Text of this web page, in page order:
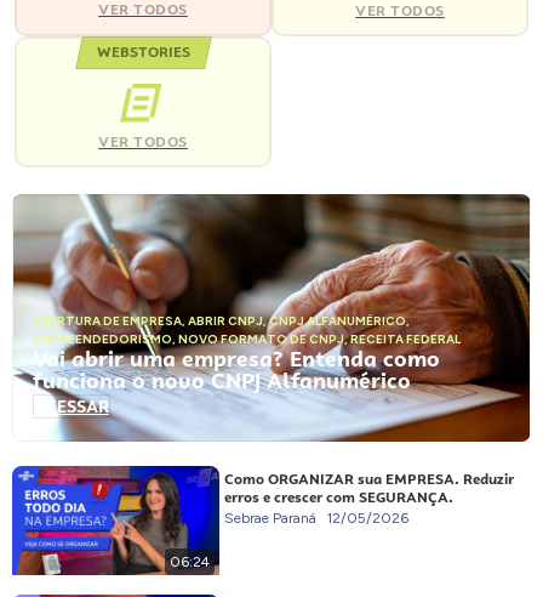
VER TODOS VER TODOS
WEBSTORIES
VER TODOS
ABERTURA DE EMPRESA, ABRIR CNPJ,CNPJ ALFANUMÉRICO,
EMPREENDEDORISMO, NOVO FORMATO DE CNPJ,RECEITA FEDERAL
Vai abrir uma empresa? Entenda como
funciona o novo CNPJ Alfanumérico
ACESSAR
06:24
Como ORGANIZAR sua EMPRESA. Reduzir
erros e crescer com SEGURANÇA.
Sebrae Paraná 12/05/2026